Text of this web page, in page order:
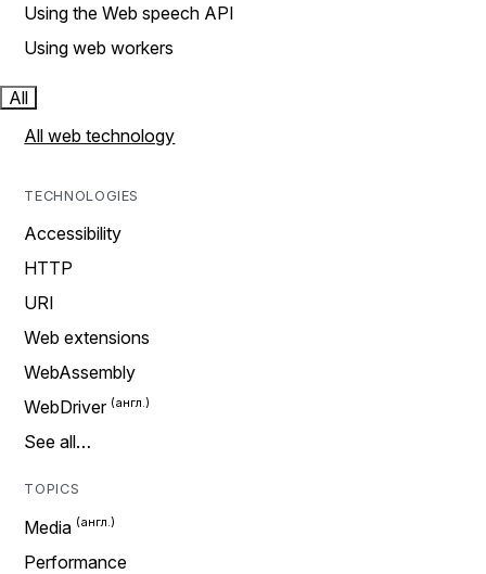
Using the Web speech API
Using web workers
All
All web technology
TECHNOLOGIES
Accessibility
HTTP
URI
Web extensions
WebAssembly
WebDriver
See all…
TOPICS
Media
Performance